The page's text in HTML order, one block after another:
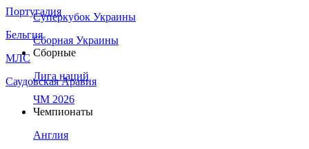
Португалия
Бельгия
МЛС
Саудовская Аравия
Суперкубок Украины
Сборная Украины
Сборные
Лига наций
ЧМ 2026
Чемпионаты
Англия